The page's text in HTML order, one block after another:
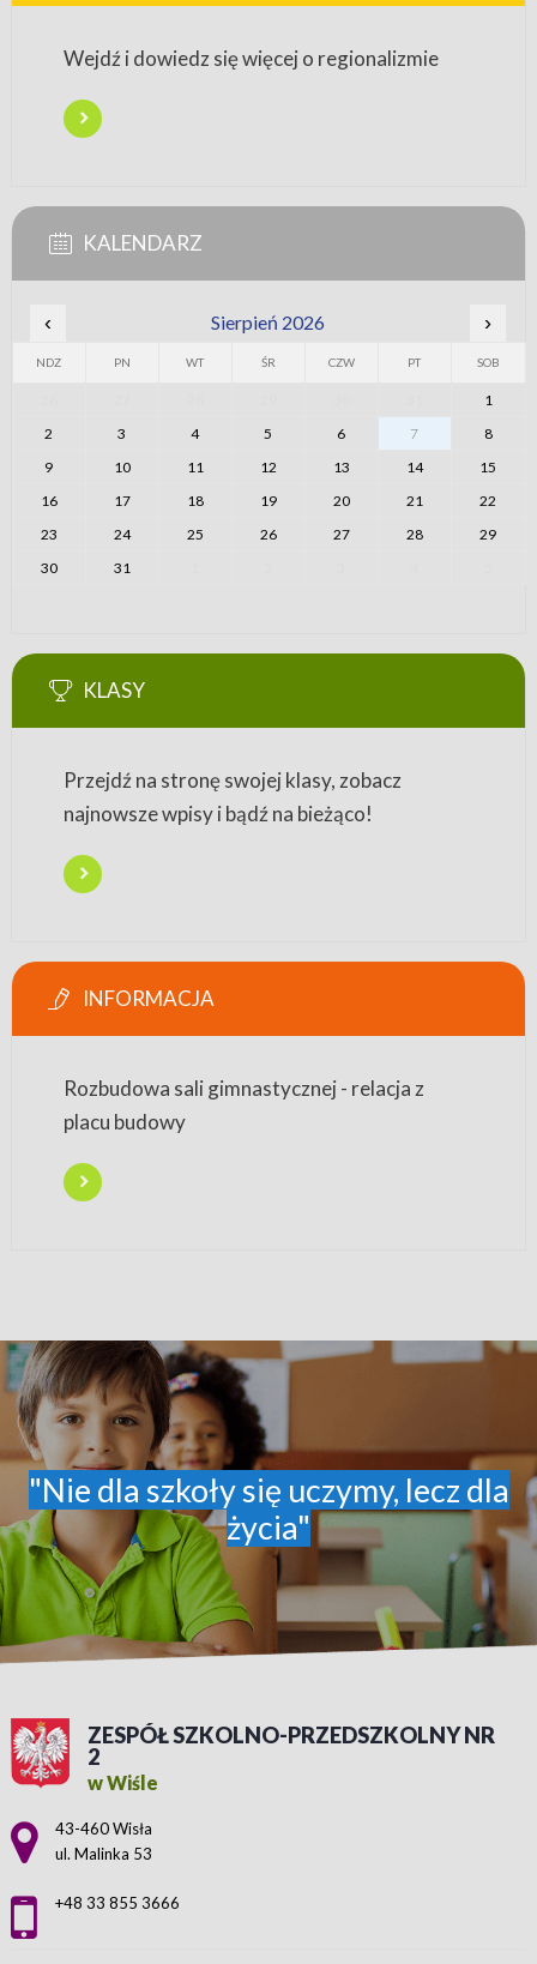
Wejdź i dowiedz się więcej o regionalizmie
KALENDARZ
‹ Sierpień 2026 ›
NDZ PN WT ŚR CZW PT SOB
1
2
3 4 5 6 7
8
9
10 11 12 13 14
15
16
17 18 19 20 21
22
23
24 25 26 27 28
29
30
31
KLASY
Przejdź na stronę swojej klasy, zobacz
najnowsze wpisy i bądź na bieżąco!
INFORMACJA
Rozbudowa sali gimnastycznej - relacja z
placu budowy
"Nie dla szkoły się uczymy, lecz dla
życia"
ZESPÓŁ SZKOLNO-PRZEDSZKOLNY NR
2
w Wiśle
Adres pocztowy:
43-460 Wisła
ul. Malinka 53
+48 33 855 3666